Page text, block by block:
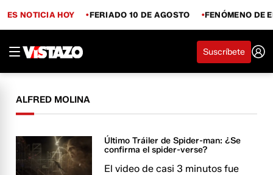
ES NOTICIA HOY FERIADO 10 DE AGOSTO FENÓMENO DE
Suscríbete
ALFRED MOLINA
Último Tráiler de Spider-man: ¿Se
confirma el spider-verse?
El video de casi 3 minutos fue